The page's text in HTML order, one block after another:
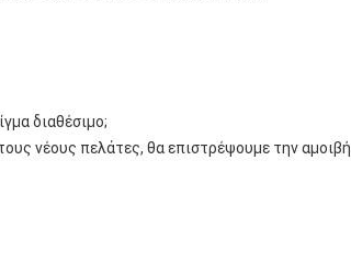
διαθέσιμο;
νέους πελάτες, θα επιστρέψουμε την αμοιβή